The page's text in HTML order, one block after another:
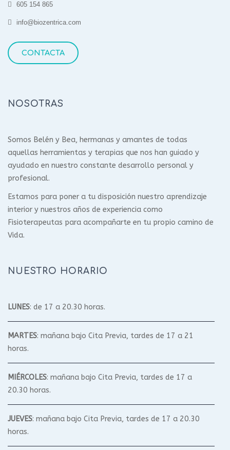
605 154 865
info@biozentrica.com
CONTACTA
NOSOTRAS
Somos Belén y Bea, hermanas y amantes de todas
aquellas herramientas y terapias que nos han guiado y
ayudado en nuestro constante desarrollo personal y
profesional.
Estamos para poner a tu disposición nuestro aprendizaje
interior y nuestros años de experiencia como
Fisioterapeutas para acompañarte en tu propio camino de
Vida.
NUESTRO HORARIO
LUNES: de 17 a 20.30 horas.
MARTES: mañana bajo Cita Previa, tardes de 17 a 21
horas.
MIÉRCOLES: mañana bajo Cita Previa, tardes de 17 a
20.30 horas.
JUEVES: mañana bajo Cita Previa, tardes de 17 a 20.30
horas.